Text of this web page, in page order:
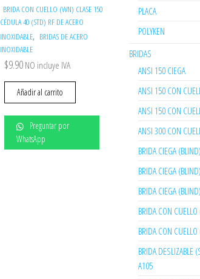
BRIDA CON CUELLO (WN) CLASE 150
CÉDULA 40 (STD) RF DE ACERO
INOXIDABLE, BRIDAS DE ACERO
INOXIDABLE
$9.90 NO incluye IVA
Añadir al carrito
Preguntar por
WhatsApp
PLACA
POLYKEN
BRIDAS
ANSI 150 CIEGA
ANSI 150 CON
ANSI 150 CON
ANSI 300 CON
BRIDA CIEGA
BRIDA CIEGA
BRIDA CIEGA
BRIDA CON
BRIDA CON
BRIDA DESLIZABLE
A105